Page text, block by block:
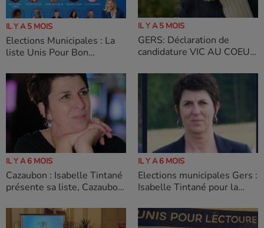
IL Y A 5 MOIS
Elections Municipales : La
liste Unis Pour Bon
IL Y A 5 MOIS
GERS: Déclaration de
candidature VIC AU COEUR
IL Y A 6 MOIS
Cazaubon : Isabelle Tintané
présente sa liste, Cazaubon
IL Y A 6 MOIS
Elections municipales Gers :
Isabelle Tintané pour la